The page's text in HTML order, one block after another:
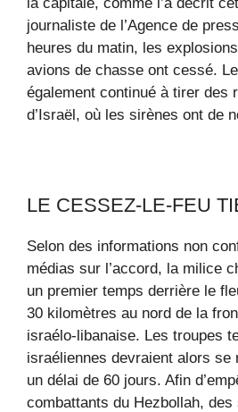
journaliste de l’Agence de
heures du matin, les
avions de chasse ont cessé.
également continué à tirer des
d’Israël, où les sirènes ont de
LE CESSEZ-LE-FEU
Selon des informations non
médias sur l’accord, la milice
un premier temps derrière le
30 kilomètres au nord de la
israélo-libanaise. Les troupes
israéliennes devraient alors se
un délai de 60 jours. Afin
combattants du Hezbollah, des